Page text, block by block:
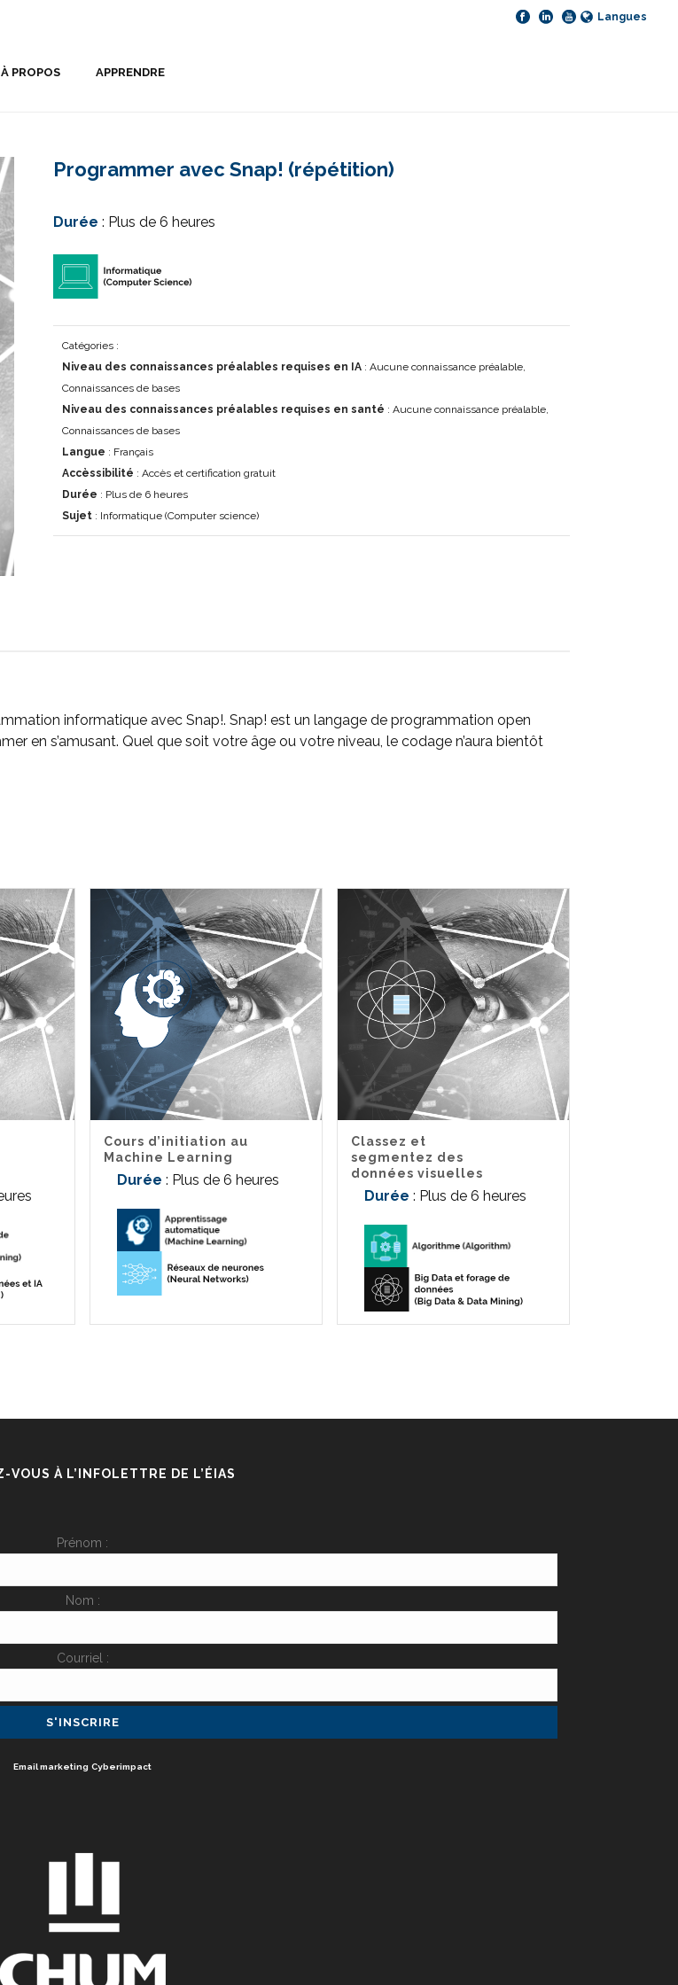
Langues
À PROPOS APPRENDRE
Programmer avec Snap! (répétition)
Durée : Plus de 6 heures
Catégories :
Niveau des connaissances préalables requises en IA : Aucune connaissance préalable,
Connaissances de bases
Niveau des connaissances préalables requises en santé : Aucune connaissance préalable,
Connaissances de bases
Langue : Français
Accèssibilité : Accès et certification gratuit
Durée : Plus de 6 heures
Sujet : Informatique (Computer science)
informatique avec Snap!. Snap! est un langage de programmation open
en s’amusant. Quel que soit votre âge ou votre niveau, le codage n’aura bientôt
Cours d’initiation au
Machine Learning
Durée : Plus de 6 heures
Classez et
segmentez des
données visuelles
Durée : Plus de 6 heures
VOUS À L’INFOLETTRE DE L’ÉIAS
Prénom :
Nom :
Courriel :
Email marketing Cyberimpact